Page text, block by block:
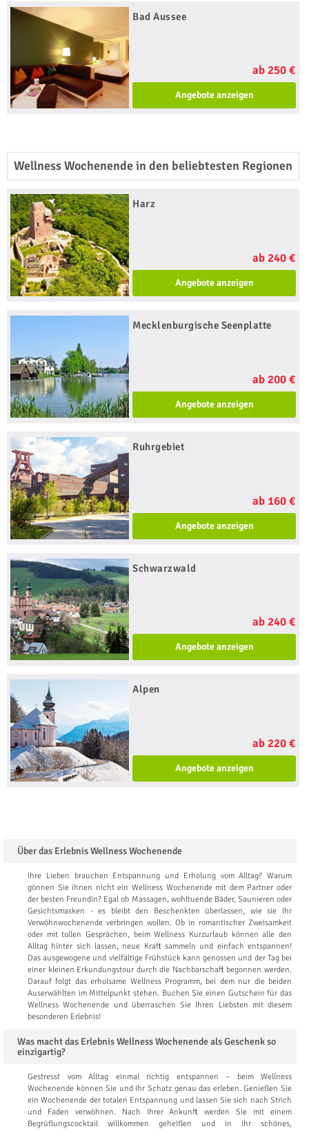
Bad Aussee
ab 250 €
Angebote anzeigen
Wellness Wochenende in den beliebtesten Regionen
Harz
ab 240 €
Angebote anzeigen
Mecklenburgische Seenplatte
ab 200 €
Angebote anzeigen
Ruhrgebiet
ab 160 €
Angebote anzeigen
Schwarzwald
ab 240 €
Angebote anzeigen
Alpen
ab 220 €
Angebote anzeigen
Über das Erlebnis Wellness Wochenende
Ihre Lieben brauchen Entspannung und Erholung vom Alltag? Warum
gönnen Sie ihnen nicht ein Wellness Wochenende mit dem Partner oder
der besten Freundin? Egal ob Massagen, wohltuende Bäder, Saunieren oder
Gesichtsmasken - es bleibt den Beschenkten überlassen, wie sie Ihr
Verwöhnwochenende verbringen wollen. Ob in romantischer Zweisamkeit
oder mit tollen Gesprächen, beim Wellness Kurzurlaub können alle den
Alltag hinter sich lassen, neue Kraft sammeln und einfach entspannen!
Das ausgewogene und vielfältige Frühstück kann genossen und der Tag bei
einer kleinen Erkundungstour durch die Nachbarschaft begonnen werden.
Darauf folgt das erholsame Wellness Programm, bei dem nur die beiden
Auserwählten im Mittelpunkt stehen. Buchen Sie einen Gutschein für das
Wellness Wochenende und überraschen Sie Ihren Liebsten mit diesem
besonderen Erlebnis!
Was macht das Erlebnis Wellness Wochenende als Geschenk so
einzigartig?
Gestresst vom Alltag einmal richtig entspannen – beim Wellness
Wochenende können Sie und Ihr Schatz genau das erleben. Genießen Sie
ein Wochenende der totalen Entspannung und lassen Sie sich nach Strich
und Faden verwöhnen. Nach Ihrer Ankunft werden Sie mit einem
Begrüßungscocktail willkommen geheißen und in Ihr schönes,